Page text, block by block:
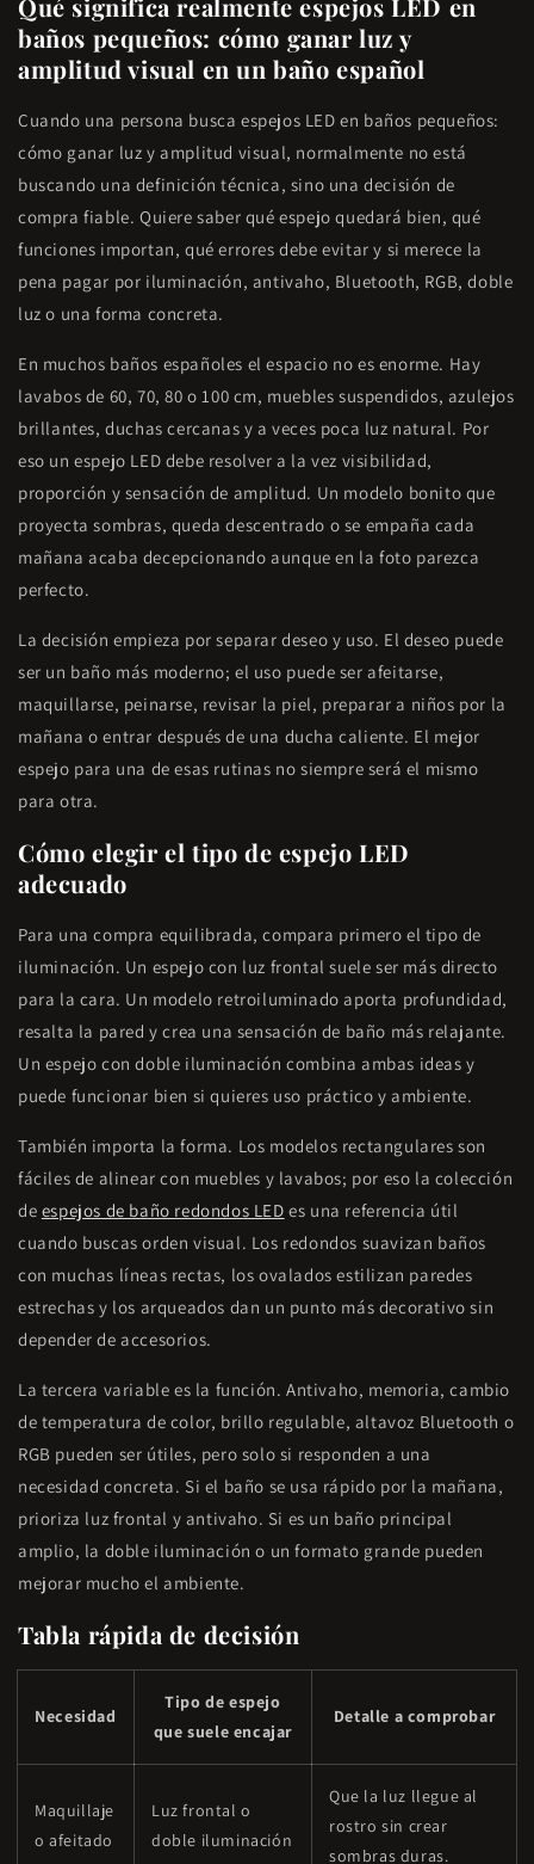
baños pequeños: cómo ganar luz y
amplitud visual en un baño español
Cuando una persona busca espejos LED en baños pequeños:
cómo ganar luz y amplitud visual, normalmente no está
buscando una definición técnica, sino una decisión de
compra fiable. Quiere saber qué espejo quedará bien, qué
funciones importan, qué errores debe evitar y si merece la
pena pagar por iluminación, antivaho, Bluetooth, RGB, doble
luz o una forma concreta.
En muchos baños españoles el espacio no es enorme. Hay
lavabos de 60, 70, 80 o 100 cm, muebles suspendidos, azulejos
brillantes, duchas cercanas y a veces poca luz natural. Por
eso un espejo LED debe resolver a la vez visibilidad,
proporción y sensación de amplitud. Un modelo bonito que
proyecta sombras, queda descentrado o se empaña cada
mañana acaba decepcionando aunque en la foto parezca
perfecto.
La decisión empieza por separar deseo y uso. El deseo puede
ser un baño más moderno; el uso puede ser afeitarse,
maquillarse, peinarse, revisar la piel, preparar a niños por la
mañana o entrar después de una ducha caliente. El mejor
espejo para una de esas rutinas no siempre será el mismo
para otra.
Cómo elegir el tipo de espejo LED
adecuado
Para una compra equilibrada, compara primero el tipo de
iluminación. Un espejo con luz frontal suele ser más directo
para la cara. Un modelo retroiluminado aporta profundidad,
resalta la pared y crea una sensación de baño más relajante.
Un espejo con doble iluminación combina ambas ideas y
puede funcionar bien si quieres uso práctico y ambiente.
También importa la forma. Los modelos rectangulares son
fáciles de alinear con muebles y lavabos; por eso la colección
de espejos de baño redondos LED es una referencia útil
cuando buscas orden visual. Los redondos suavizan baños
con muchas líneas rectas, los ovalados estilizan paredes
estrechas y los arqueados dan un punto más decorativo sin
depender de accesorios.
La tercera variable es la función. Antivaho, memoria, cambio
de temperatura de color, brillo regulable, altavoz Bluetooth o
RGB pueden ser útiles, pero solo si responden a una
necesidad concreta. Si el baño se usa rápido por la mañana,
prioriza luz frontal y antivaho. Si es un baño principal
amplio, la doble iluminación o un formato grande pueden
mejorar mucho el ambiente.
Tabla rápida de decisión
Necesidad
Tipo de espejo
que suele encajar
Detalle a comprobar
Maquillaje
o afeitado
Luz frontal o
doble iluminación
Que la luz llegue al
rostro sin crear
sombras duras.